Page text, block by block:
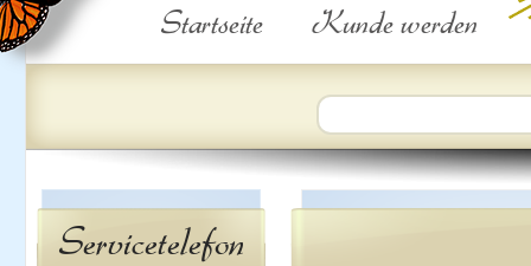
Startseite Kunde werden
Servicetelefon